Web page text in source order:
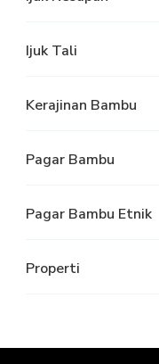
Ijuk Tali
Kerajinan Bambu
Pagar Bambu
Pagar Bambu Etnik
Properti